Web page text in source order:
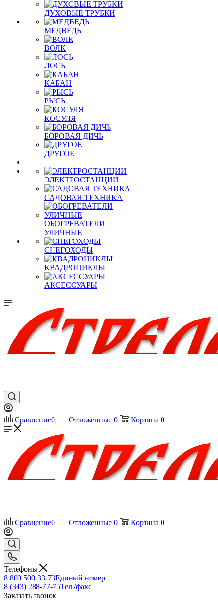
ДУХОВЫЕ ТРУБКИ
МЕДВЕДЬ
ВОЛК
ЛОСЬ
КАБАН
РЫСЬ
КОСУЛЯ
БОРОВАЯ ДИЧЬ
ДРУГОЕ
ЭЛЕКТРОСТАНЦИИ
САДОВАЯ ТЕХНИКА
ОБОГРЕВАТЕЛИ
УЛИЧНЫЕ
СНЕГОХОДЫ
КВАДРОЦИКЛЫ
АКСЕССУАРЫ
Сравнение0 Отложенные 0 Корзина 0
Сравнение0 Отложенные 0 Корзина 0
Телефоны
8 800 500-33-73Единый номер
8 (343) 288-77-75Тел./факс
Заказать звонок